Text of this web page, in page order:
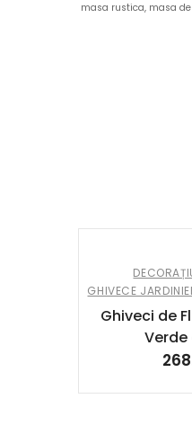
masa rustica, masa
GHIVECE
Ghiveci de
Verde